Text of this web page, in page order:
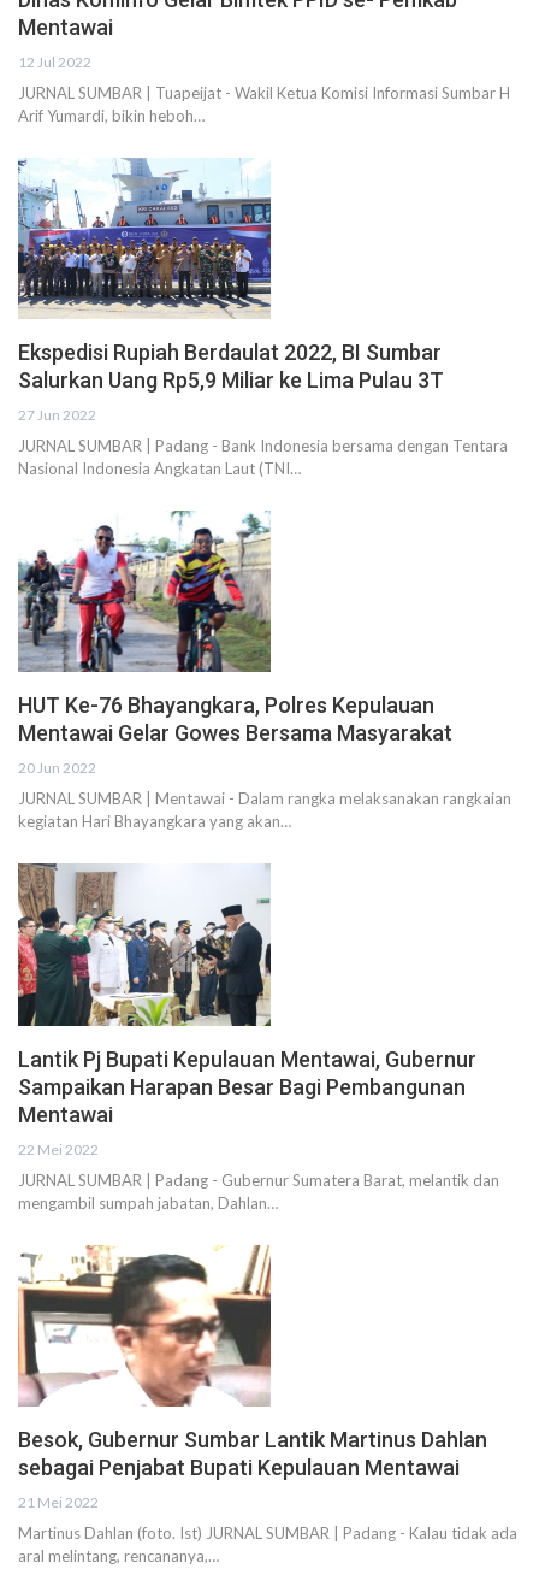
Mentawai
12 Jul 2022
JURNAL SUMBAR | Tuapeijat - Wakil Ketua Komisi Informasi Sumbar H
Arif Yumardi, bikin heboh…
Ekspedisi Rupiah Berdaulat 2022, BI Sumbar
Salurkan Uang Rp5,9 Miliar ke Lima Pulau 3T
27 Jun 2022
JURNAL SUMBAR | Padang - Bank Indonesia bersama dengan Tentara
Nasional Indonesia Angkatan Laut (TNI…
HUT Ke-76 Bhayangkara, Polres Kepulauan
Mentawai Gelar Gowes Bersama Masyarakat
20 Jun 2022
JURNAL SUMBAR | Mentawai - Dalam rangka melaksanakan rangkaian
kegiatan Hari Bhayangkara yang akan…
Lantik Pj Bupati Kepulauan Mentawai, Gubernur
Sampaikan Harapan Besar Bagi Pembangunan
Mentawai
22 Mei 2022
JURNAL SUMBAR | Padang - Gubernur Sumatera Barat, melantik dan
mengambil sumpah jabatan, Dahlan…
Besok, Gubernur Sumbar Lantik Martinus Dahlan
sebagai Penjabat Bupati Kepulauan Mentawai
21 Mei 2022
Martinus Dahlan (foto. Ist) JURNAL SUMBAR | Padang - Kalau tidak ada
aral melintang, rencananya,…